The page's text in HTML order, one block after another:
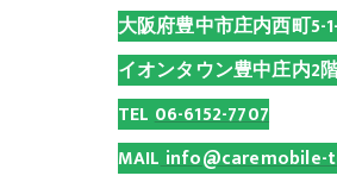
大阪府豊中市庄内西町5-
イオンタウン豊中庄内2
TEL 06-6152-7707
MAILinfo@caremobile-